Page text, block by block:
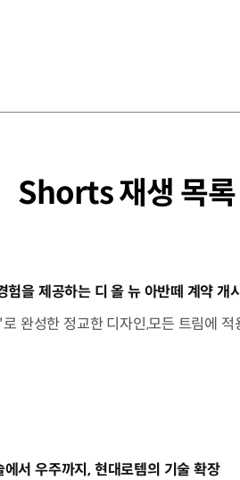
Shorts 재생 목록
험을 제공하는 디 올 뉴 아반떼 계약 개시
서 우주까지, 현대로템의 기술 확장